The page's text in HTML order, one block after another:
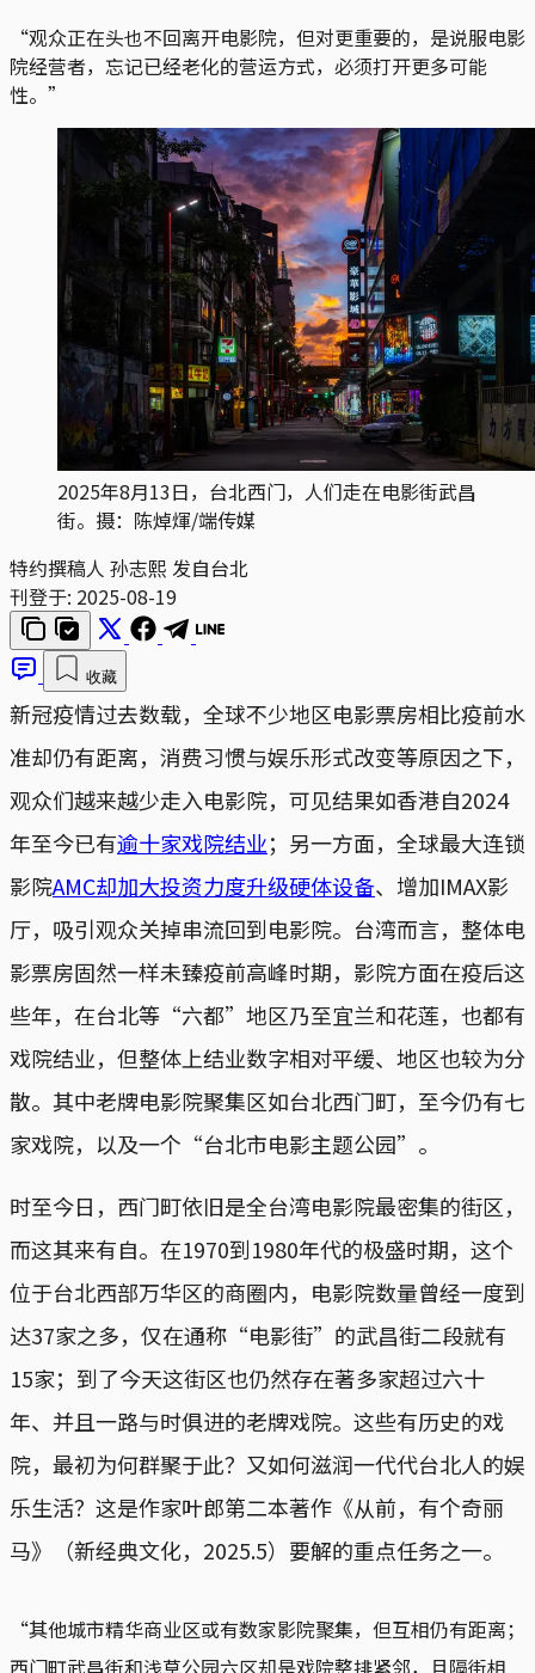
“观众正在头也不回离开电影院，但对更重要的，是说服电影
院经营者，忘记已经老化的营运方式，必须打开更多可能
性。”
2025年8月13日，台北西门，人们走在电影街武昌
街。摄：陈焯煇/端传媒
特约撰稿人 孙志熙 发自台北
刊登于: 2025-08-19
收藏
新冠疫情过去数载，全球不少地区电影票房相比疫前水
准却仍有距离，消费习惯与娱乐形式改变等原因之下，
观众们越来越少走入电影院，可见结果如香港自2024
年至今已有逾十家戏院结业；另一方面，全球最大连锁
影院AMC却加大投资力度升级硬体设备、增加IMAX影
厅，吸引观众关掉串流回到电影院。台湾而言，整体电
影票房固然一样未臻疫前高峰时期，影院方面在疫后这
些年，在台北等“六都”地区乃至宜兰和花莲，也都有
戏院结业，但整体上结业数字相对平缓、地区也较为分
散。其中老牌电影院聚集区如台北西门町，至今仍有七
家戏院，以及一个“台北市电影主题公园”。
时至今日，西门町依旧是全台湾电影院最密集的街区，
而这其来有自。在1970到1980年代的极盛时期，这个
位于台北西部万华区的商圈内，电影院数量曾经一度到
达37家之多，仅在通称“电影街”的武昌街二段就有
15家；到了今天这街区也仍然存在著多家超过六十
年、并且一路与时俱进的老牌戏院。这些有历史的戏
院，最初为何群聚于此？又如何滋润一代代台北人的娱
乐生活？这是作家叶郎第二本著作《从前，有个奇丽
马》（新经典文化，2025.5）要解的重点任务之一。
“其他城市精华商业区或有数家影院聚集，但互相仍有距离；
西门町武昌街和浅草公园六区却是戏院整排紧邻，且隔街相